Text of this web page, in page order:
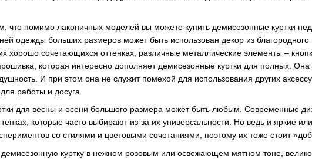
что помимо лаконичных моделей вы можете купить демисезонные куртки
одежды больших размеров может быть использован декор из благородного
хорошо сочетающихся оттенках, различные металлические элементы –
которая интересно дополняет демисезонные куртки для полных.
И при этом она не служит помехой для использования других
работы и досуга.
для весны и осени большого размера может быть любым. Современные
которые часто выбирают из-за их универсальности. Но ведь и яркие
со стилями и цветовыми сочетаниями, поэтому их тоже стоит
куртку в нежном розовым или освежающем мятном тоне,